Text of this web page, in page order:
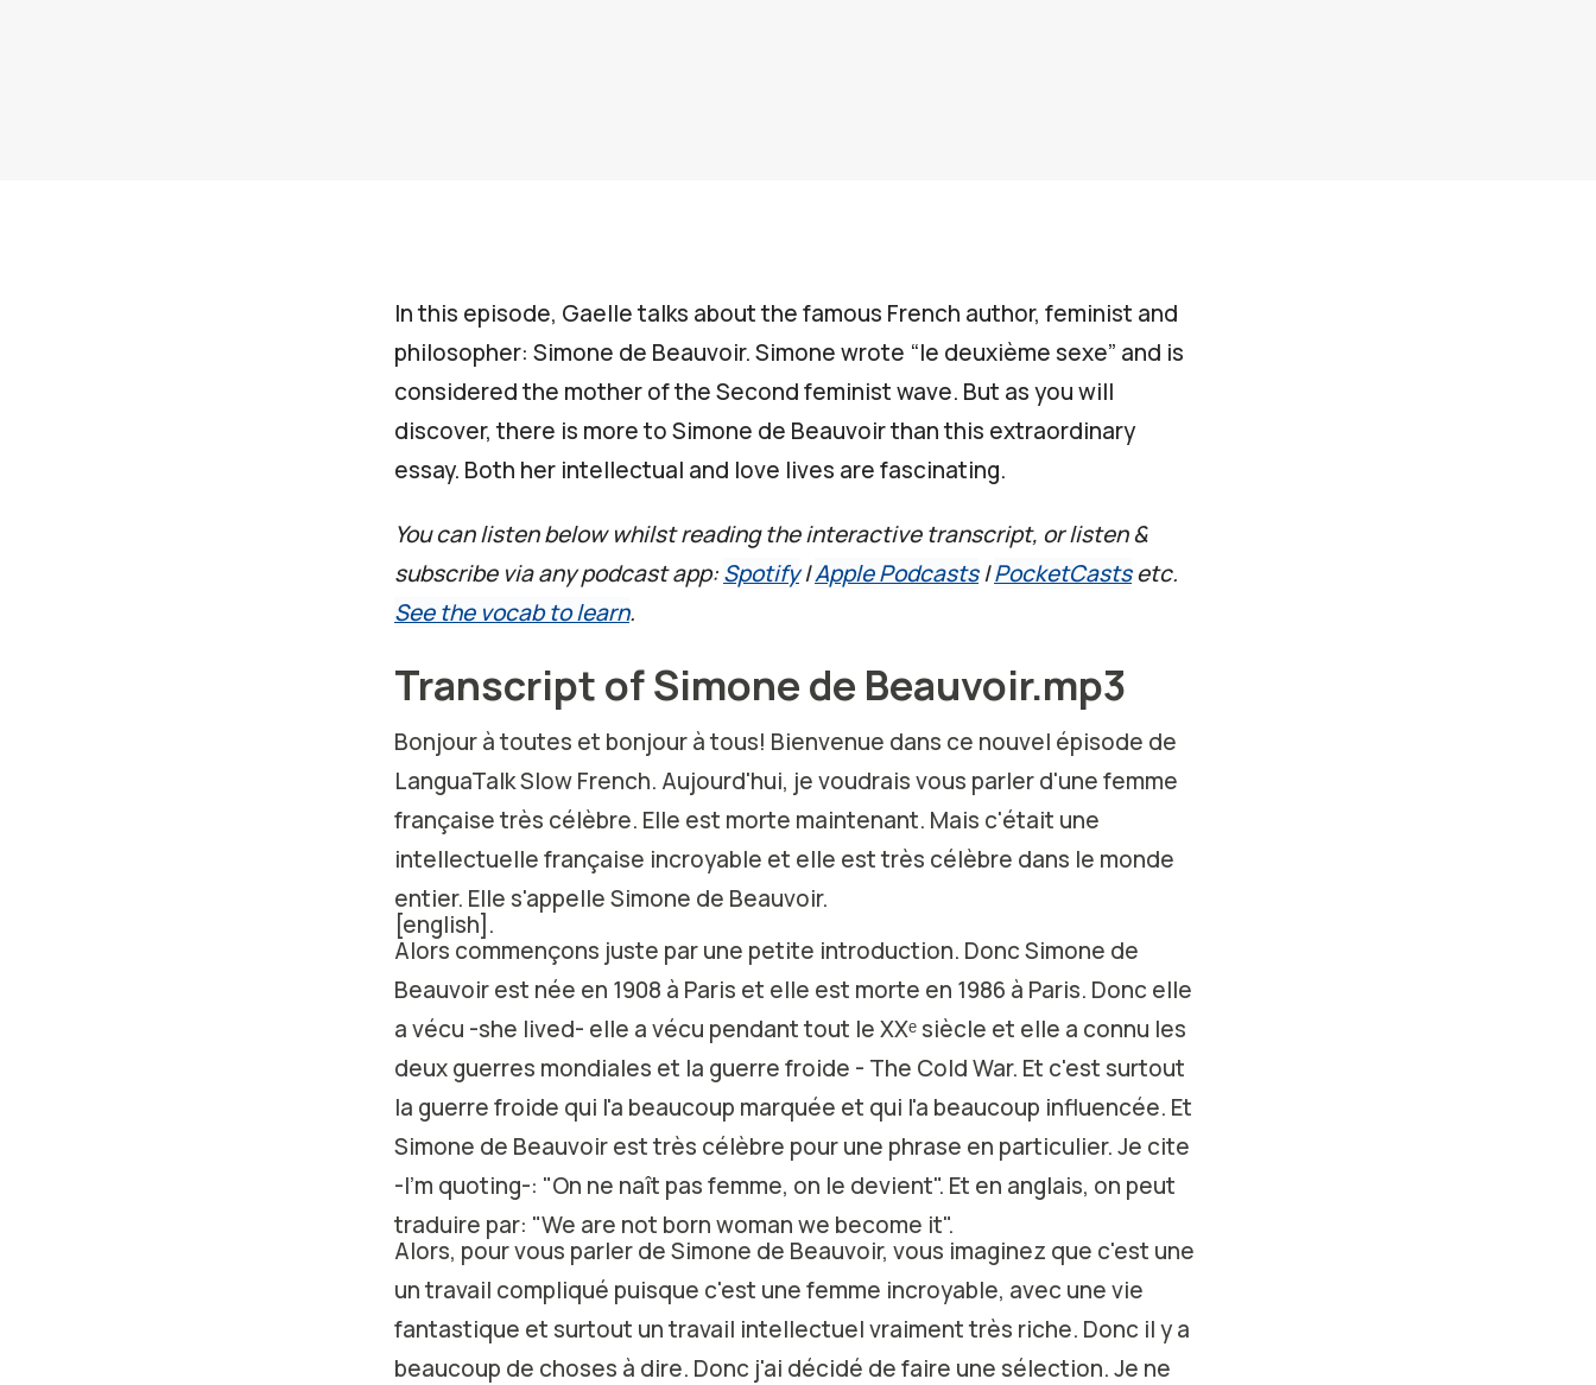
In this episode, Gaelle talks about the famous French author, feminist and
philosopher: Simone de Beauvoir. Simone wrote “le deuxième sexe” and is
considered the mother of the Second feminist wave. But as you will
discover, there is more to Simone de Beauvoir than this extraordinary
essay. Both her intellectual and love lives are fascinating.
You can listen below whilst reading the interactive transcript, or listen &
subscribe via any podcast app:Spotify|Apple Podcasts|PocketCastsetc.
See the vocab to learn.
Transcript of Simone de Beauvoir.mp3
Bonjour à toutes et bonjour à tous! Bienvenue dans ce nouvel épisode de
LanguaTalk Slow French. Aujourd'hui, je voudrais vous parler d'une femme
française très célèbre. Elle est morte maintenant. Mais c'était une
intellectuelle française incroyable et elle est très célèbre dans le monde
entier. Elle s'appelle Simone de Beauvoir.
[english].
Alors commençons juste par une petite introduction. Donc Simone de
Beauvoir est née en 1908 à Paris et elle est morte en 1986 à Paris. Donc elle
a vécu -she lived- elle a vécu pendant tout le XXᵉ siècle et elle a connu les
deux guerres mondiales et la guerre froide - The Cold War. Et c'est surtout
la guerre froide qui l'a beaucoup marquée et qui l'a beaucoup influencée. Et
Simone de Beauvoir est très célèbre pour une phrase en particulier. Je cite
-I'm quoting-: "On ne naît pas femme, on le devient". Et en anglais, on peut
traduire par: "We are not born woman we become it".
Alors, pour vous parler de Simone de Beauvoir, vous imaginez que c'est une
un travail compliqué puisque c'est une femme incroyable, avec une vie
fantastique et surtout un travail intellectuel vraiment très riche. Donc il y a
beaucoup de choses à dire. Donc j'ai décidé de faire une sélection. Je ne